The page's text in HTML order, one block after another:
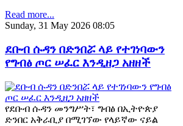
Read more...
Sunday, 31 May 2026 08:05
ደቡብ ሱዳን በድንበሯ ላይ የተገነባውን
የግብፅ ጦር ሠፈር እንዲዘጋ አዘዘች
የደቡብ ሱዳን መንግሥት፣ ግብፅ በኢትዮጵያ
ድንበር አቅራቢያ በሚገኘው የላይኛው ናይል